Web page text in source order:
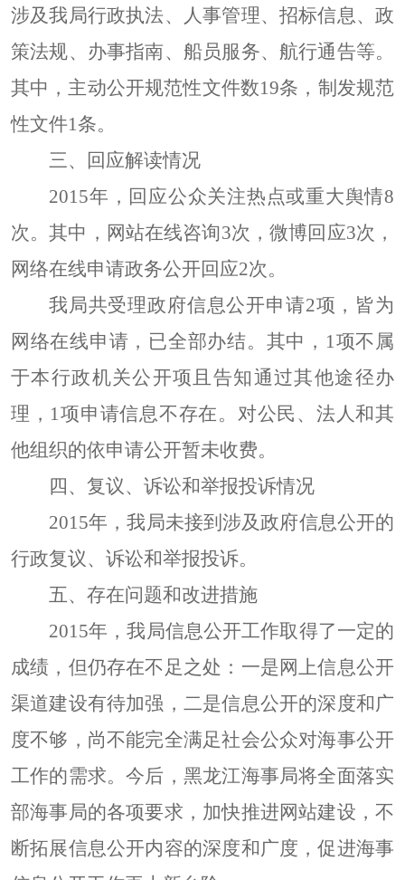
涉及我局行政执法、人事管理、招标信息、政
策法规、办事指南、船员服务、航行通告等。
其中，主动公开规范性文件数19条，制发规范
性文件1条。
三、回应解读情况
2015年，回应公众关注热点或重大舆情8
次。其中，网站在线咨询3次，微博回应3次，
网络在线申请政务公开回应2次。
我局共受理政府信息公开申请2项，皆为
网络在线申请，已全部办结。其中，1项不属
于本行政机关公开项且告知通过其他途径办
理，1项申请信息不存在。 对公民、法人和其
他组织的依申请公开暂未收费。
四、复议、诉讼和举报投诉情况
2015年，我局未接到涉及政府信息公开的
行政复议、诉讼和举报投诉。
五、存在问题和改进措施
2015年，我局信息公开工作取得了一定的
成绩，但仍存在不足之处：一是网上信息公开
渠道建设有待加强，二是信息公开的深度和广
度不够，尚不能完全满足社会公众对海事公开
工作的需求。今后，黑龙江海事局将全面落实
部海事局的各项要求，加快推进网站建设，不
断拓展信息公开内容的深度和广度，促进海事